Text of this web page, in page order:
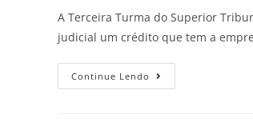
A Terceira Turma do Superior
judicial um crédito que tem a
Continue Lendo